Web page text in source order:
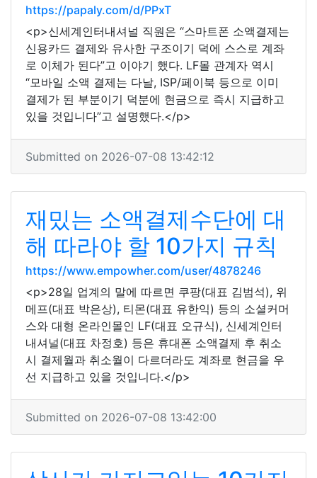
https://papaly.com/d/PPxT
<p>신세계인터내셔널 직원은 “스마트폰 소액결제는
신용카드 결제와 유사한 구조이기 덕에 스스로 계좌
로 이체가 된다”고 이야기 했다. LF몰 관계자 역시
“모바일 소액 결제는 다날, ISP/페이북 등으로 이미
결제가 된 부분이기 덕분에 현금으로 즉시 지급하고
있을 것입니다”고 설명했다.</p>
Submitted on 2026-07-08 13:42:12
재밌는 소액결제수단에 대
해 따라야 할 10가지 규칙
https://www.empowher.com/user/4878246
<p>28일 업계의 말에 따르면 쿠팡(대표 김범석), 위
메프(대표 박은상), 티몬(대표 유한익) 등의 소셜커머
스와 대형 온라인몰인 LF(대표 오규식), 신세계인터
내셔널(대표 차정호) 등은 휴대폰 소액결제 후 취소
시 결제월과 취소월이 다르더라도 계좌로 현금을 우
선 지급하고 있을 것입니다.</p>
Submitted on 2026-07-08 13:42:00